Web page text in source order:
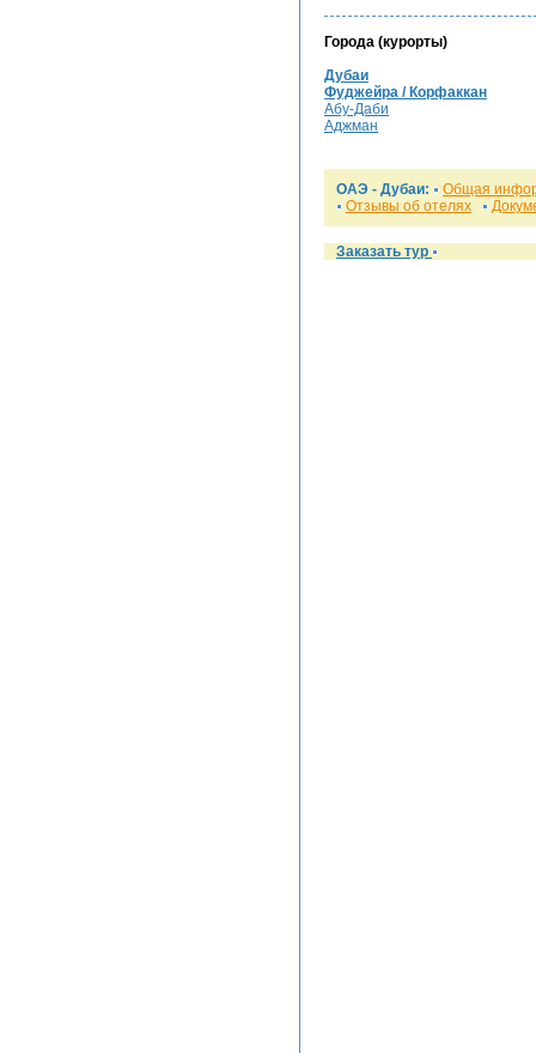
Города (курорты)
Дубаи
Фуджейра / Корфаккан
Абу-Даби
Аджман
ОАЭ - Дубаи:
Общая
Отзывы об отелях
Заказать тур